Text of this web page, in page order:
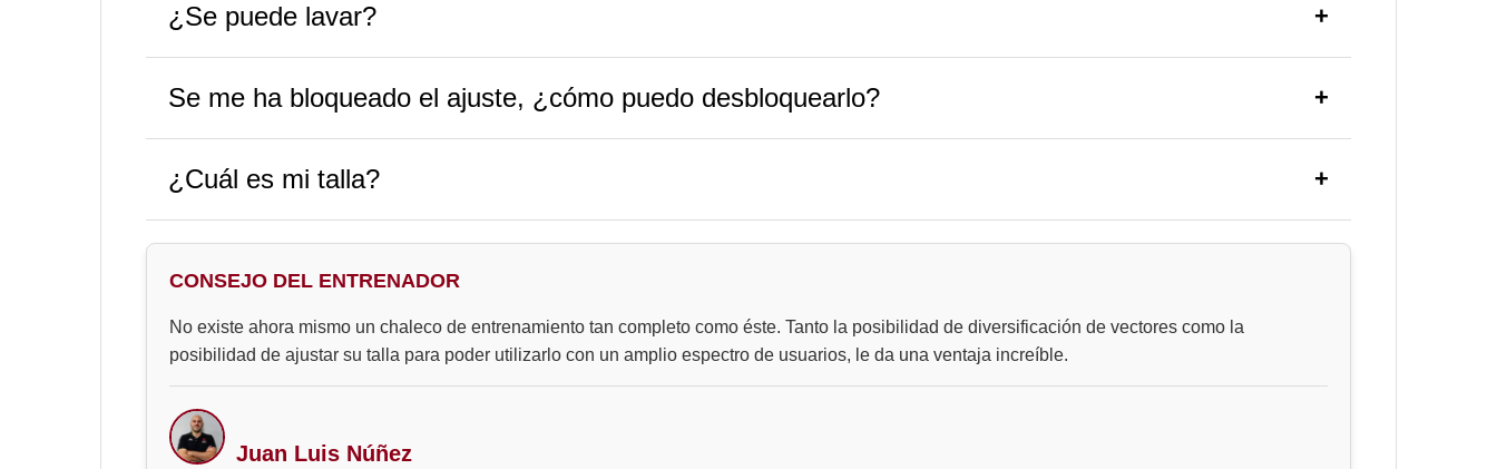
¿Se puede lavar?
Se me ha bloqueado el ajuste, ¿cómo puedo desbloquearlo?
¿Cuál es mi talla?
CONSEJO DEL ENTRENADOR
No existe ahora mismo un chaleco de entrenamiento tan completo como éste. Tanto la posibilidad de diversificación de vectores como la
posibilidad de ajustar su talla para poder utilizarlo con un amplio espectro de usuarios, le da una ventaja increíble.
Juan Luis Núñez